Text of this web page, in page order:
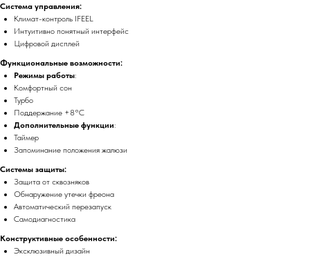
Система управления:
Климат-контроль IFEEL
Интуитивно понятный интерфейс
Цифровой дисплей
Функциональные возможности:
Режимы работы:
Комфортный сон
Турбо
Поддержание +8°C
Дополнительные функции:
Таймер
Запоминание положения жалюзи
Системы защиты:
Защита от сквозняков
Обнаружение утечки фреона
Автоматический перезапуск
Самодиагностика
Конструктивные особенности:
Эксклюзивный дизайн